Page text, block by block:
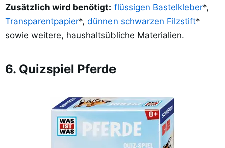
Zusätzlich wird benötigt: flüssigen Bastelkleber*,
Transparentpapier*, dünnen schwarzen Filzstift*
sowie weitere, haushaltsübliche Materialien.
6. Quizspiel Pferde